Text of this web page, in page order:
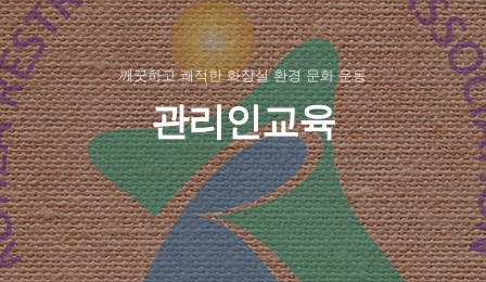
깨끗하고 쾌적한 화장실 환경 문화 운동
관리인교육